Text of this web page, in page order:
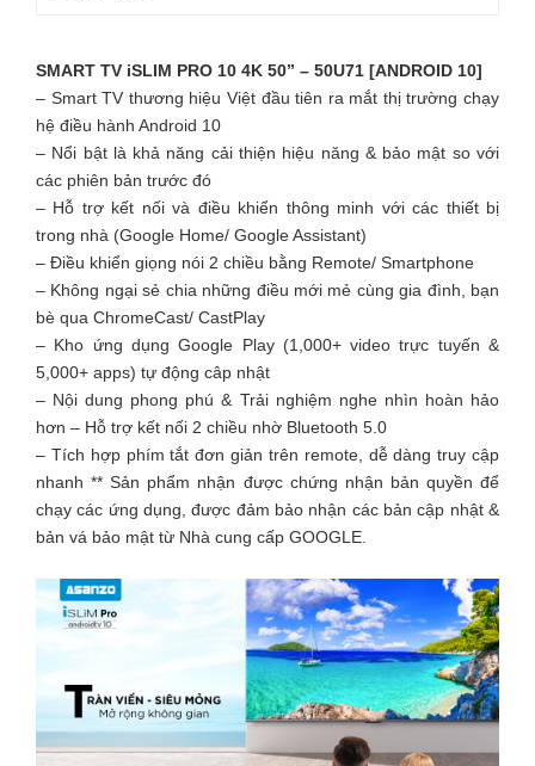
SMART TV iSLIM PRO 10 4K 50” – 50U71 [ANDROID 10]
– Smart TV thương hiệu Việt đầu tiên ra mắt thị trường chạy
hệ điều hành Android 10
– Nổi bật là khả năng cải thiện hiệu năng & bảo mật so với
các phiên bản trước đó
– Hỗ trợ kết nối và điều khiển thông minh với các thiết bị
trong nhà (Google Home/ Google Assistant)
– Điều khiển giọng nói 2 chiều bằng Remote/ Smartphone
– Không ngại sẻ chia những điều mới mẻ cùng gia đình, bạn
bè qua ChromeCast/ CastPlay
– Kho ứng dụng Google Play (1,000+ video trực tuyến &
5,000+ apps) tự động câp nhật
– Nội dung phong phú & Trải nghiệm nghe nhìn hoàn hảo
hơn – Hỗ trợ kết nối 2 chiều nhờ Bluetooth 5.0
– Tích hợp phím tắt đơn giản trên remote, dễ dàng truy cập
nhanh ** Sản phẩm nhận được chứng nhận bản quyền để
chạy các ứng dụng, được đảm bảo nhận các bản cập nhật &
bản vá bảo mật từ Nhà cung cấp GOOGLE.